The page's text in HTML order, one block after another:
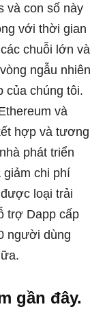
và con số này
với thời gian
chuỗi lớn và
ngẫu nhiên
của chúng tôi.
và
hợp và tương
phát triển
giảm chi phí
loại trải
trợ Dapp cấp
người dùng
gần đây.